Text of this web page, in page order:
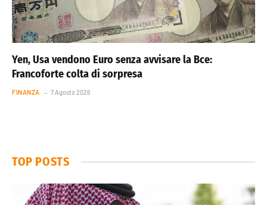
Yen, Usa vendono Euro senza avvisare la Bce:
Francoforte colta di sorpresa
FINANZA 7 Agosto 2026
TOP POSTS